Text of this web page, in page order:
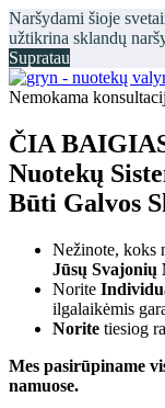
Naršydami šioje
užtikrina sklandų
Supratau
Nemokama
ČIA
Nuotekų
Būti Galvos
Nežinote, koks
Jūsų Svajonių
Norite
ilgalaikėmis
Norite tiesiog
Mes pasirūpiname
namuose.